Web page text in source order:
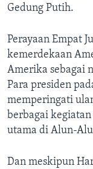
Gedung Putih.
Perayaan Empat
kemerdekaan
Amerika sebagai
Para presiden
memperingati
berbagai
utama di Alun-
Dan meskipun